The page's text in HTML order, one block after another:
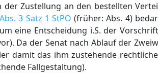
Zustellung an den bestellten
3 Satz 1 StPO (früher: Abs. 4)
eine Entscheidung i.S. der
Da der Senat nach Ablauf der
damit das ihm zustehende
Fallgestaltung).